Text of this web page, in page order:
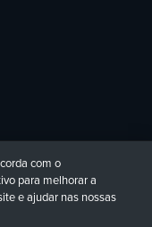
com o
para melhorar a
e ajudar nas nossas